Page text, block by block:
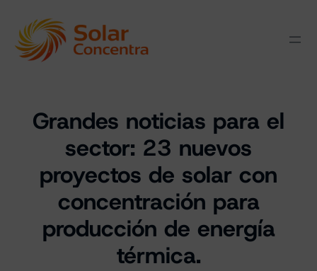
Grandes noticias para el
sector: 23 nuevos
proyectos de solar con
concentración para
producción de energía
térmica.